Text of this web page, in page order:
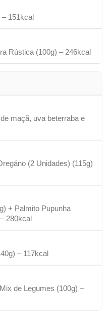
– 151kcal
Rústica (100g) – 246kcal
maçã, uva beterraba e
(2 Unidades) (115g)
+ Palmito Pupunha
280kcal
– 117kcal
de Legumes (100g) –